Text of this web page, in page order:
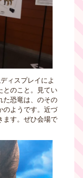
ィスプレイによ
とのこと。見てい
た恐竜は、のその
のようです。近づ
ます。ぜひ会場で